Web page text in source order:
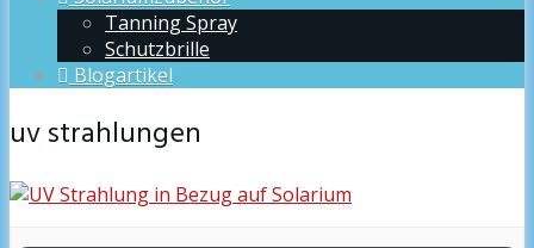
Tanning Spray
Schutzbrille
Blogartikel
uv strahlungen